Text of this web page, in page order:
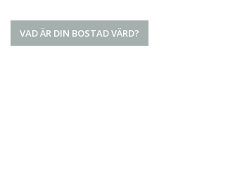
VAD ÄR DIN BOSTAD VÄRD?